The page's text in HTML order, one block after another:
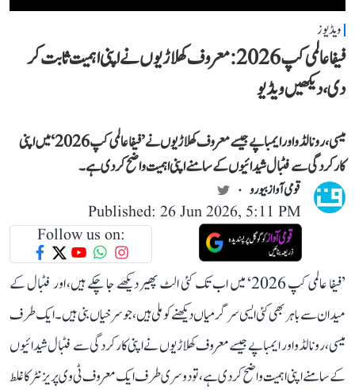
ویڈیوز
فیفا عالمی کپ 2026: معروف کھلاڑیوں نے اپنی اہمیت ثابت کر
دی، دیکھیں ویڈیو
میسی، رونالڈو اور ایمباپے جیسے معروف کھلاڑیوں نے ’فیفا عالمی کپ 2026‘ میں اپنی
کارکردگی سے فٹبال شیدائیوں کے سامنے اپنی اہمیت واضح کر دی ہے۔
قومی آواز بیورو
Published: 26 Jun 2026, 5:11 PM
Follow us on:
’فیفا عالمی کپ 2026‘ میں اب تک کئی الٹ پھیر دیکھے جا چکے ہیں، اور فٹبال کے
میدان سے باہر بھی کئی ایسی سرگرمیاں دیکھنے کو ملی ہیں، جو سرخیاں بنی ہیں۔ ایک طرف
میسی، رونالڈو اور ایمباپے جیسے معروف کھلاڑیوں نے اپنی کارکردگی سے فٹبال شیدائیوں
کے سامنے اپنی اہمیت واضح کر دی ہے، تو دوسری طرف ایک معروف ٹی وی پریزنٹر کا غلط